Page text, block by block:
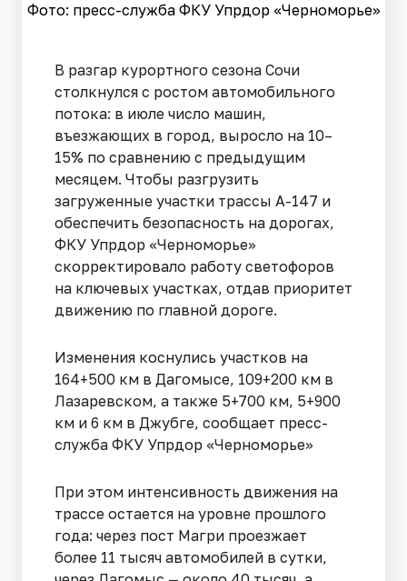
Фото: пресс-служба ФКУ Упрдор «Черноморье»
В разгар курортного сезона Сочи
столкнулся с ростом автомобильного
потока: в июле число машин,
въезжающих в город, выросло на 10–
15% по сравнению с предыдущим
месяцем. Чтобы разгрузить
загруженные участки трассы А-147 и
обеспечить безопасность на дорогах,
ФКУ Упрдор «Черноморье»
скорректировало работу светофоров
на ключевых участках, отдав приоритет
движению по главной дороге.
Изменения коснулись участков на
164+500 км в Дагомысе, 109+200 км в
Лазаревском, а также 5+700 км, 5+900
км и 6 км в Джубге, сообщает пресс-
служба ФКУ Упрдор «Черноморье»
При этом интенсивность движения на
трассе остается на уровне прошлого
года: через пост Магри проезжает
более 11 тысяч автомобилей в сутки,